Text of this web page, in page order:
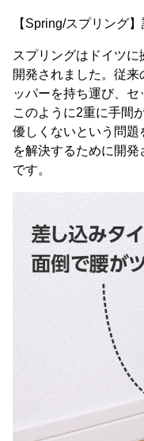
【Spring/スプリング
スプリングはドイツ
開発されました。従
ッパーを持ち運び、セ
このように2重に手間
優しくないという問題
を解決するために開
です。